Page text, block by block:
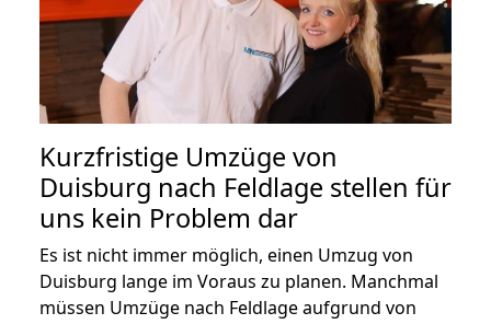
Kurzfristige Umzüge von
Duisburg nach Feldlage stellen für
uns kein Problem dar
Es ist nicht immer möglich, einen Umzug von
Duisburg lange im Voraus zu planen. Manchmal
müssen Umzüge nach Feldlage aufgrund von